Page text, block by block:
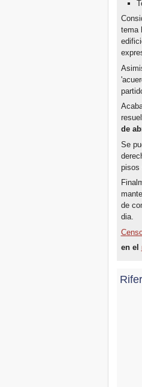
tema
de
Se
pisos
de
dia.
en el